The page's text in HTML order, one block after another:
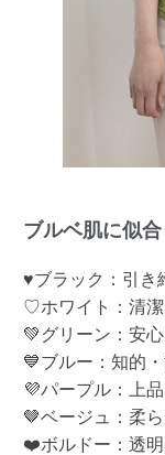
ブルベ肌に似
♥ブラック：引き
♡ホワイト：清
💚グリーン：安
💙ブルー：知的
💜パープル：上
🤎ベージュ：柔
❤️ボルドー：透